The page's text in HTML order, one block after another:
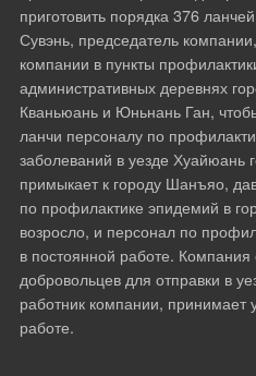
приготовить порядка 376
Сувэнь, председатель
компании в пункты
административных деревнях
Кваньюань и Юньнань Ган,
ланчи персоналу по
заболеваний в уезде Хуайюань
примыкает к городу Шанъяо,
по профилактике эпидемий в
возросло, и персонал по
в постоянной работе. Компания
добровольцев для отправки в
работник компании, принимает
работе.